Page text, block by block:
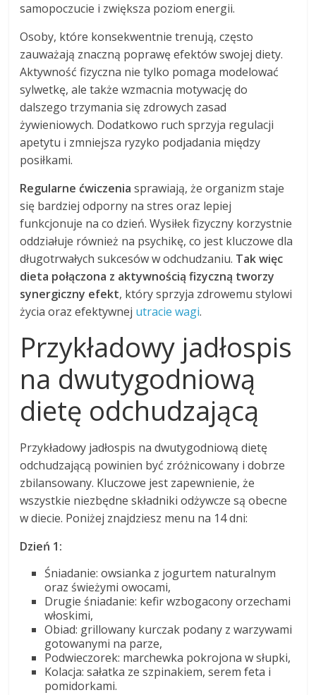
samopoczucie i zwiększa poziom energii.
Osoby, które konsekwentnie trenują, często
zauważają znaczną poprawę efektów swojej diety.
Aktywność fizyczna nie tylko pomaga modelować
sylwetkę, ale także wzmacnia motywację do
dalszego trzymania się zdrowych zasad
żywieniowych. Dodatkowo ruch sprzyja regulacji
apetytu i zmniejsza ryzyko podjadania między
posiłkami.
Regularne ćwiczenia sprawiają, że organizm staje
się bardziej odporny na stres oraz lepiej
funkcjonuje na co dzień. Wysiłek fizyczny korzystnie
oddziałuje również na psychikę, co jest kluczowe dla
długotrwałych sukcesów w odchudzaniu. Tak więc
dieta połączona z aktywnością fizyczną tworzy
synergiczny efekt, który sprzyja zdrowemu stylowi
życia oraz efektywnej utracie wagi.
Przykładowy jadłospis
na dwutygodniową
dietę odchudzającą
Przykładowy jadłospis na dwutygodniową dietę
odchudzającą powinien być zróżnicowany i dobrze
zbilansowany. Kluczowe jest zapewnienie, że
wszystkie niezbędne składniki odżywcze są obecne
w diecie. Poniżej znajdziesz menu na 14 dni:
Dzień 1:
Śniadanie: owsianka z jogurtem naturalnym
oraz świeżymi owocami,
Drugie śniadanie: kefir wzbogacony orzechami
włoskimi,
Obiad: grillowany kurczak podany z warzywami
gotowanymi na parze,
Podwieczorek: marchewka pokrojona w słupki,
Kolacja: sałatka ze szpinakiem, serem feta i
pomidorkami.